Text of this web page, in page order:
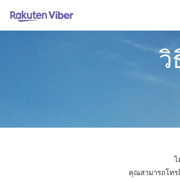
วิ
ไ
คุณสามารถโทร